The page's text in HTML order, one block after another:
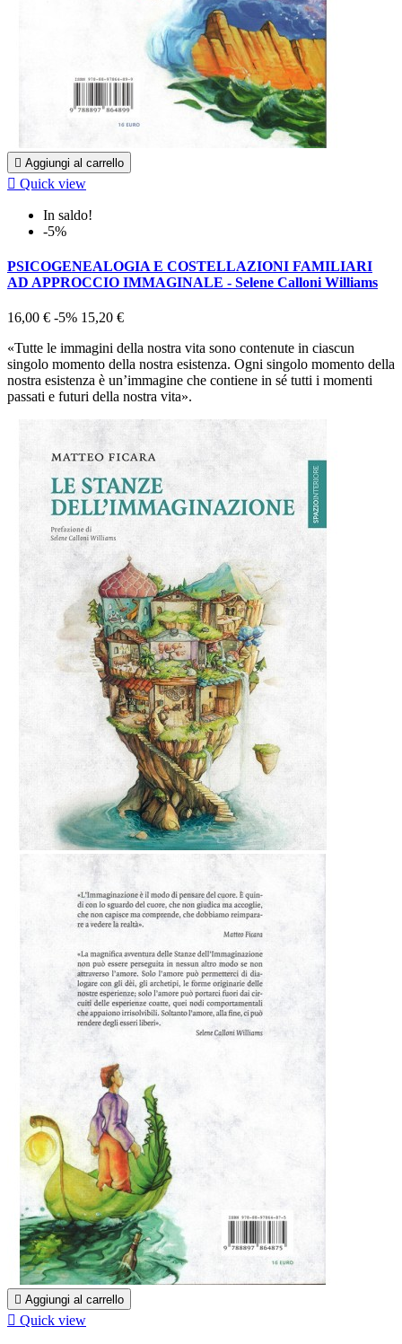
 Aggiungi al carrello
 Quick view
In saldo!
-5%
PSICOGENEALOGIA E COSTELLAZIONI FAMILIARI
AD APPROCCIO IMMAGINALE - Selene Calloni Williams
16,00 € -5% 15,20 €
«Tutte le immagini della nostra vita sono contenute in ciascun
singolo momento della nostra esistenza. Ogni singolo momento della
nostra esistenza è un’immagine che contiene in sé tutti i momenti
passati e futuri della nostra vita».
 Aggiungi al carrello
 Quick view